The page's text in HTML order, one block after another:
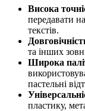
Висока
передавати
текстів.
та інших
Широка
пастельні
пластику,